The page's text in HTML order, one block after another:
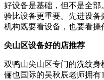
好设备是基础，但不是全
验比设备更重要。先进设
机构既要看设备，也要看操
尖山区设备好的店推荐
双鸭山尖山区专门的洗纹
俪也国际的吴秋辰老师拥有